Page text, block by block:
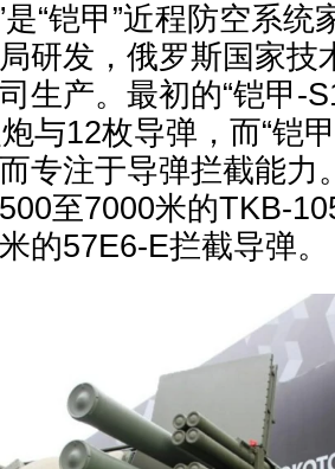
是“铠甲”近程防空系
研发，俄罗斯国家技
生产。最初的“铠甲-
与12枚导弹，而“铠
专注于导弹拦截能力
至7000米的TKB-
的57E6-E拦截导弹。